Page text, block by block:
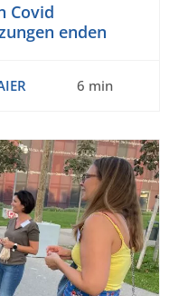
Covid
enden
6 min